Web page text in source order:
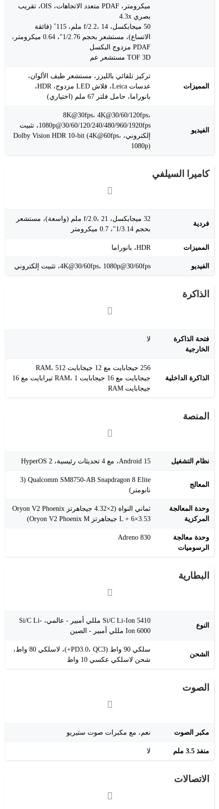
ميكرومتر، PDAF متعدد الاتجاهات، OIS، تقريب
بصري 4.3x
50 ميجابكسل، f/2.2، 14 ملم، 115˚ (فائقة
الاتساع)، مستشعر بحجم 1/2.76"، 0.64 ميكرومتر،
PDAF مزدوج البكسل
TOF 3D مستشعر عم
المميزات
تركيز تلقائي بالليزر، مستشعر طيف الألوان،
عدسات Leica، فلاش LED مزدوج، HDR،
بانوراما، حامل فلتر 67 ملم (اختياري)
الفيديو
8K@30fps، 4K@30/60/120fps،
1080p@30/60/120/240/480/960/1920fps، تثبيت
إلكتروني، Dolby Vision HDR 10-bit (4K@60fps،
1080p)
كاميرا السيلفي
فردية
32 ميجابكسل، f/2.0، 21 ملم (واسعة)، مستشعر
بحجم 1/3.14"، 0.7 ميكرومتر
المميزات HDR، بانوراما
الفيديو 4K@30/60fps، 1080p@30/60fps، تثبيت إلكتروني
الذاكرة
فتحة الذاكرة
الخارجية
لا
الذاكرة الداخلية
256 جيجابايت مع 12 جيجابايت RAM، 512
جيجابايت مع 16 جيجابايت RAM، 1 تيرابايت مع 16
جيجابايت RAM
المنصة
نظام التشغيل Android 15، مع 4 تحديثات رئيسية، HyperOS 2
المعالج
Qualcomm SM8750-AB Snapdragon 8 Elite (3
نانومتر)
وحدة المعالجة
المركزية
ثماني النواة (2×4.32 جيجاهرتز Oryon V2 Phoenix
L + 6×3.53 جيجاهرتز Oryon V2 Phoenix M)
وحدة معالجة
الرسوميات
Adreno 830
البطارية
النوع
Si/C Li-Ion 5410 مللي أمبير - عالمي، Si/C Li-
Ion 6000 مللي أمبير - الصين
الشحن
سلكي 90 واط (PD3.0، QC3+)، لاسلكي 80 واط،
شحن لاسلكي عكسي 10 واط
الصوت
مكبر الصوت نعم، مع مكبرات صوت ستيريو
منفذ 3.5 ملم لا
الاتصالات